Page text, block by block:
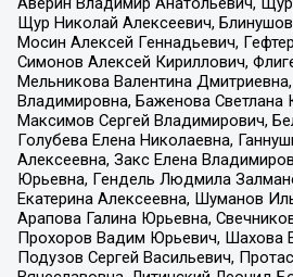
Щур Николай Алексеевич,
Мосин Алексей Геннадьевич,
Симонов Алексей Кириллович,
Мельникова Валентина
Владимировна, Баженова Светлана
Максимов Сергей Владимирович,
Голубева Елена Николаевна,
Алексеевна, Закс Елена
Юрьевна, Гендель Людмила
Екатерина Алексеевна, Шуманов
Арапова Галина Юрьевна,
Прохоров Вадим Юрьевич, Шахова
Подузов Сергей Васильевич,